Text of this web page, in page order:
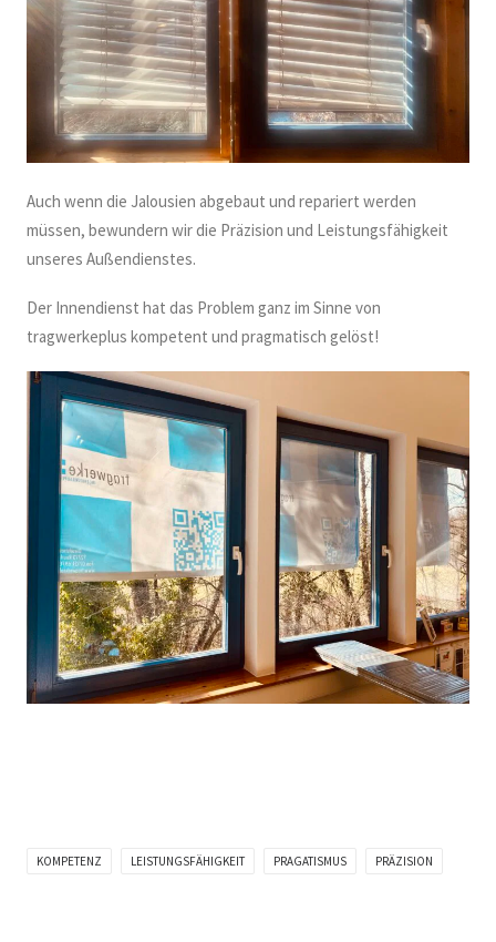
Auch wenn die Jalousien abgebaut und repariert werden
müssen, bewundern wir die Präzision und Leistungsfähigkeit
unseres Außendienstes.
Der Innendienst hat das Problem ganz im Sinne von
tragwerkeplus kompetent und pragmatisch gelöst!
KOMPETENZ LEISTUNGSFÄHIGKEIT PRAGATISMUS PRÄZISION